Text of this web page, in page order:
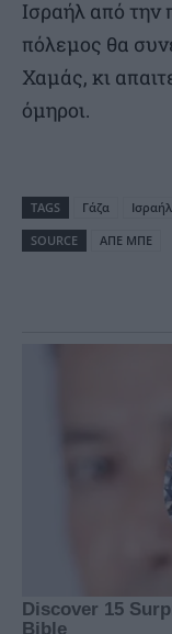
Ισραήλ από την
πόλεμος θα
Χαμάς, κι
όμηροι.
TAGS Γάζα Ισραήλ
SOURCE
ΑΠΕ ΜΠΕ